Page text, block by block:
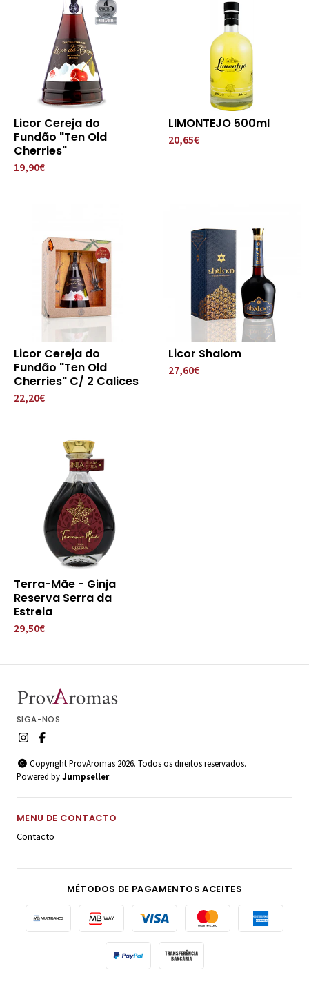
Licor Cereja do
Fundão "Ten Old
Cherries"
19,90€
LIMONTEJO 500ml
20,65€
Licor Cereja do
Fundão "Ten Old
Cherries" C/ 2 Calices
22,20€
Licor Shalom
27,60€
Terra-Mãe - Ginja
Reserva Serra da
Estrela
29,50€
SIGA-NOS
Copyright ProvAromas 2026. Todos os direitos reservados.
Powered byJumpseller.
MENU DE CONTACTO
Contacto
MÉTODOS DE PAGAMENTOS ACEITES